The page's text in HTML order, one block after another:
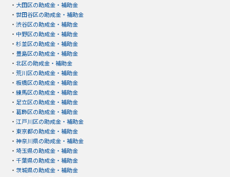
・ 大田区の助成金・補助金
・ 世田谷区の助成金・補助金
・ 渋谷区の助成金・補助金
・ 中野区の助成金・補助金
・ 杉並区の助成金・補助金
・ 豊島区の助成金・補助金
・ 北区の助成金・補助金
・ 荒川区の助成金・補助金
・ 板橋区の助成金・補助金
・ 練馬区の助成金・補助金
・ 足立区の助成金・補助金
・ 葛飾区の助成金・補助金
・ 江戸川区の助成金・補助金
・ 東京都の助成金・補助金
・ 神奈川県の助成金・補助金
・ 埼玉県の助成金・補助金
・ 千葉県の助成金・補助金
・ 茨城県の助成金・補助金